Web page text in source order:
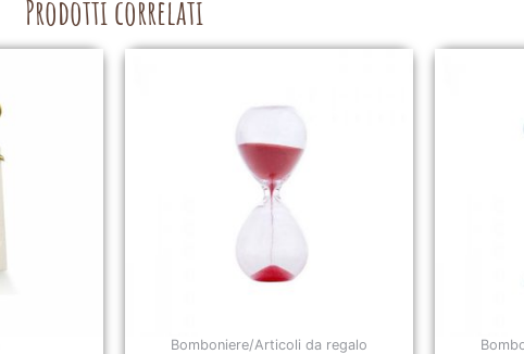
Prodotti correlati
Bomboniere/Articoli da regalo